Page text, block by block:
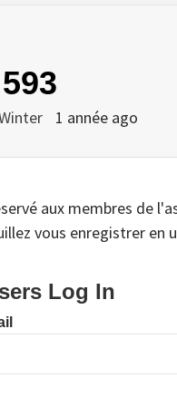
1 année ago
aux membres de
vous enregistrer
Log In